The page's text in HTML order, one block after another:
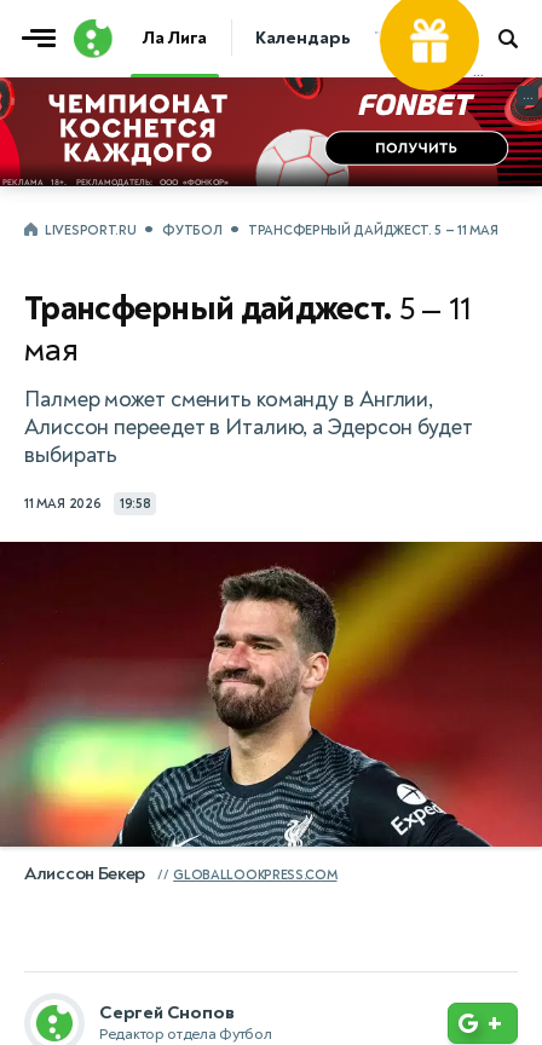
Ла Лига Календарь Таблица
Фрибет
30 000 ₽
...
...
LIVESPORT.RU ФУТБОЛ ТРАНСФЕРНЫЙ ДАЙДЖЕСТ. 5 — 11 МАЯ
Трансферный дайджест. 5 — 11
мая
Палмер может сменить команду в Англии,
Алиссон переедет в Италию, а Эдерсон будет
выбирать
11 МАЯ 2026 19:58
Алиссон Бекер GLOBALLOOKPRESS.COM
Сергей Снопов
Редактор отдела Футбол +